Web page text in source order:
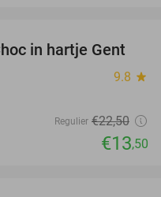
40%
in hartje Gent
9.8 star
Regulier €22,50
€13,50